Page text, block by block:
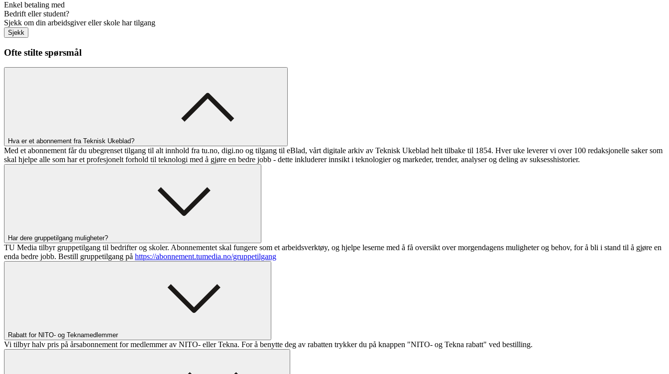
Enkel betaling med
Bedrift eller student?
Sjekk om din arbeidsgiver eller skole har tilgang
Sjekk
Ofte stilte spørsmål
Hva er et abonnement fra Teknisk Ukeblad?
Med et abonnement får du ubegrenset tilgang til alt innhold fra tu.no, digi.no og tilgang til eBlad, vårt digitale arkiv av Teknisk Ukeblad helt tilbake til 1854. Hver uke leverer vi over 100 redaksjonelle saker som
skal hjelpe alle som har et profesjonelt forhold til teknologi med å gjøre en bedre jobb - dette inkluderer innsikt i teknologier og markeder, trender, analyser og deling av suksesshistorier.
Har dere gruppetilgang muligheter?
TU Media tilbyr gruppetilgang til bedrifter og skoler. Abonnementet skal fungere som et arbeidsverktøy, og hjelpe leserne med å få oversikt over morgendagens muligheter og behov, for å bli i stand til å gjøre en
enda bedre jobb. Bestill gruppetilgang på https://abonnement.tumedia.no/gruppetilgang
Rabatt for NITO- og Teknamedlemmer
Vi tilbyr halv pris på årsabonnement for medlemmer av NITO- eller Tekna. For å benytte deg av rabatten trykker du på knappen "NITO- og Tekna rabatt" ved bestilling.